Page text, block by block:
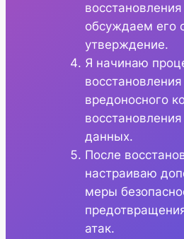
восстановления
обсуждаем его
утверждение.
Я начинаю
вредоносного
данных.
После
настраиваю
меры
атак.